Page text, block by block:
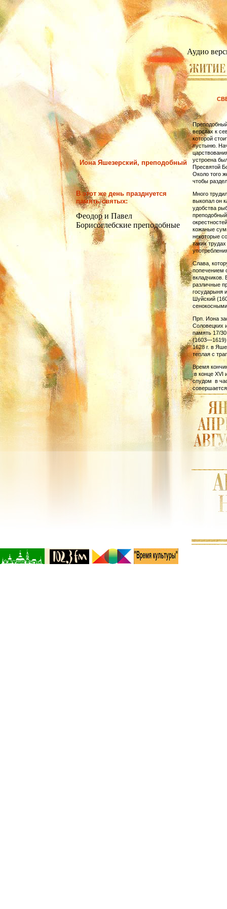
Аудио
Иона Яшезерский, преподобный
В этот же день празднуется
память святых:
Феодор и Павел
Борисоглебские преподобные
верстах к
которой
пустыню.
устроена
Пресвятой
Около того
чтобы
Много
выкопал он
удобства
кожаные
некоторые
таких
Слава,
попечением
вкладчиков.
различные
государыня
Шуйский
Прп. Иона
Со­ло­вецких
память 17/
1628 г. в
теплая с
Время
в кон­це XVI
спудом в